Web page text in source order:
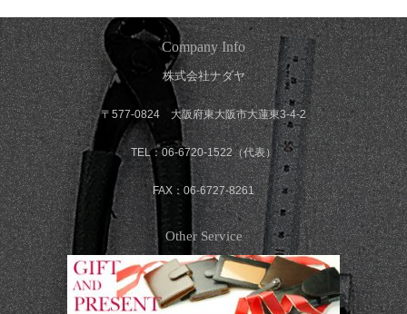
Company Info
株式会社ナダヤ
〒577-0824 大阪府東大阪市大蓮東3-4-2
TEL：06-6720-1522（代表）
FAX：06-6727-8261
Other Service